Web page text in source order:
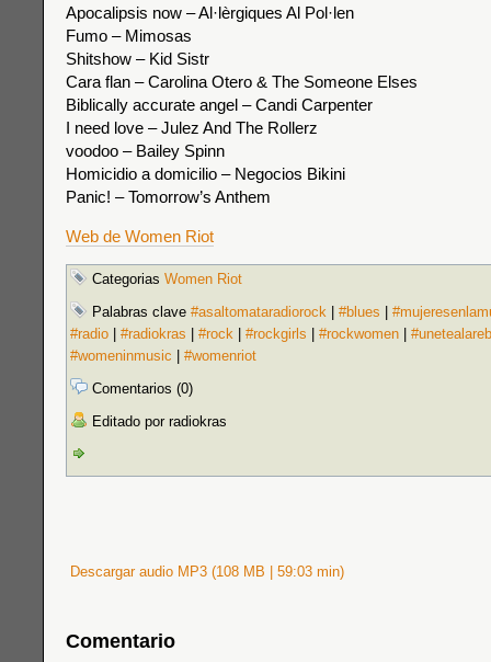
Apocalipsis now – Al·lèrgiques Al Pol·len
Fumo – Mimosas
Shitshow – Kid Sistr
Cara flan – Carolina Otero & The Someone Elses
Biblically accurate angel – Candi Carpenter
I need love – Julez And The Rollerz
voodoo – Bailey Spinn
Homicidio a domicilio – Negocios Bikini
Panic! – Tomorrow’s Anthem
Web de Women Riot
Categorias Women Riot
Palabras clave #asaltomataradiorock #blues
#radio
#radiokras #rock #rockgirls #rockwomen
#womeninmusic
#womenriot
Comentarios (0)
Editado por radiokras
Descargar audio MP3 (108 MB | 59:03 min)
Comentario